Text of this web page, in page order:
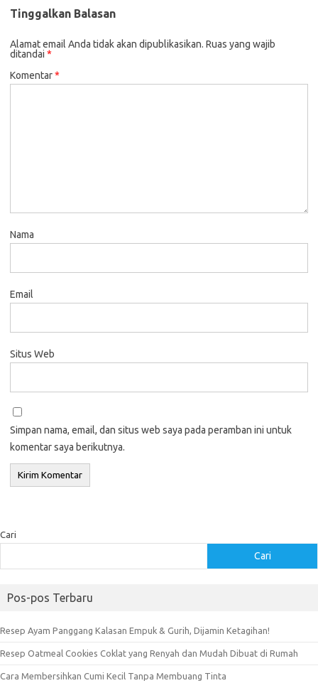
Tinggalkan Balasan
Alamat email Anda tidak akan dipublikasikan. Ruas yang wajib
ditandai *
Komentar*
Nama
Email
Situs Web
Simpan nama, email, dan situs web saya pada peramban ini untuk
komentar saya berikutnya.
Cari
Cari
Pos-pos Terbaru
Resep Ayam Panggang Kalasan Empuk & Gurih, Dijamin Ketagihan!
Resep Oatmeal Cookies Coklat yang Renyah dan Mudah Dibuat di Rumah
Cara Membersihkan Cumi Kecil Tanpa Membuang Tinta